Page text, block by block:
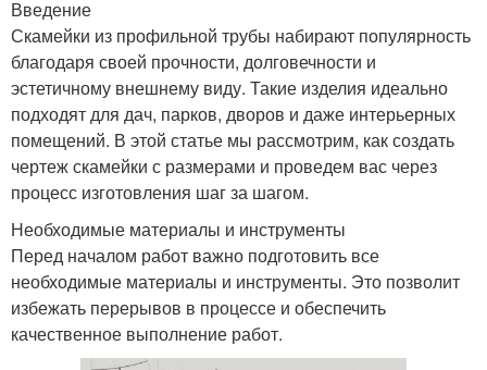
Введение
Скамейки из профильной трубы набирают популярность
благодаря своей прочности, долговечности и
эстетичному внешнему виду. Такие изделия идеально
подходят для дач, парков, дворов и даже интерьерных
помещений. В этой статье мы рассмотрим, как создать
чертеж скамейки с размерами и проведем вас через
процесс изготовления шаг за шагом.
Необходимые материалы и инструменты
Перед началом работ важно подготовить все
необходимые материалы и инструменты. Это позволит
избежать перерывов в процессе и обеспечить
качественное выполнение работ.